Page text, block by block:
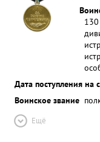
Дата поступления на
Воинское звание
Ещё